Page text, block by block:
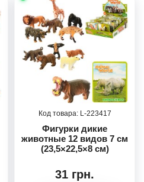
223417
Фигурки дикие
животные 12 видов 7 см
(23,5×22,5×8 см)
31 грн.